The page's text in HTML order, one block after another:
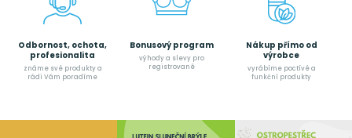
Odbornost, ochota,
profesionalita
známe své produkty a
rádi Vám poradíme
Bonusový program
výhody a slevy pro
registrované
Nákup přímo od
výrobce
vyrábíme poctívé a
funkční produkty